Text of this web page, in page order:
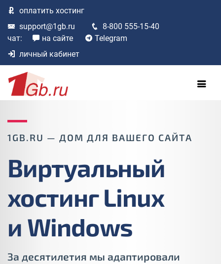
оплатить хостинг
support@1gb.ru
8-800 555-15-40
чат:
на сайте
Telegram
личный кабинет
1GB.RU — ДОМ ДЛЯ ВАШЕГО САЙТА
Виртуальный
хостинг Linux
и Windows
За десятилетия мы адаптировали